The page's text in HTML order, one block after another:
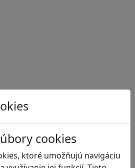
cookies
ktoré umožňujú navigáciu